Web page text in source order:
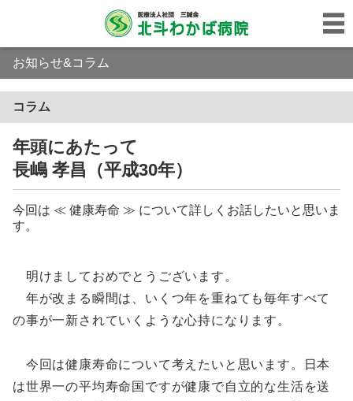
お知らせ&コラム
コラム
年頭にあたって
長嶋 孝昌（平成30年）
今回は ≪ 健康寿命 ≫ について詳しくお話したいと思いま
す。
明けましておめでとうございます。
年が改まる瞬間は、いくつ年を重ねても毎年すべて
の事が一新されていくような心持になります。
今回は健康寿命について考えたいと思います。日本
は世界一の平均寿命国ですが健康で自立的な生活を送